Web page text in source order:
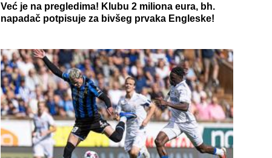
Već je na pregledima! Klubu 2 miliona eura, bh.
napadač potpisuje za bivšeg prvaka Engleske!